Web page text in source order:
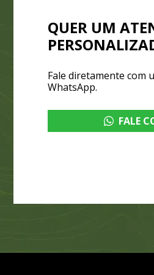
QUER UM
Fale diretamente com
WhatsApp.
FALE